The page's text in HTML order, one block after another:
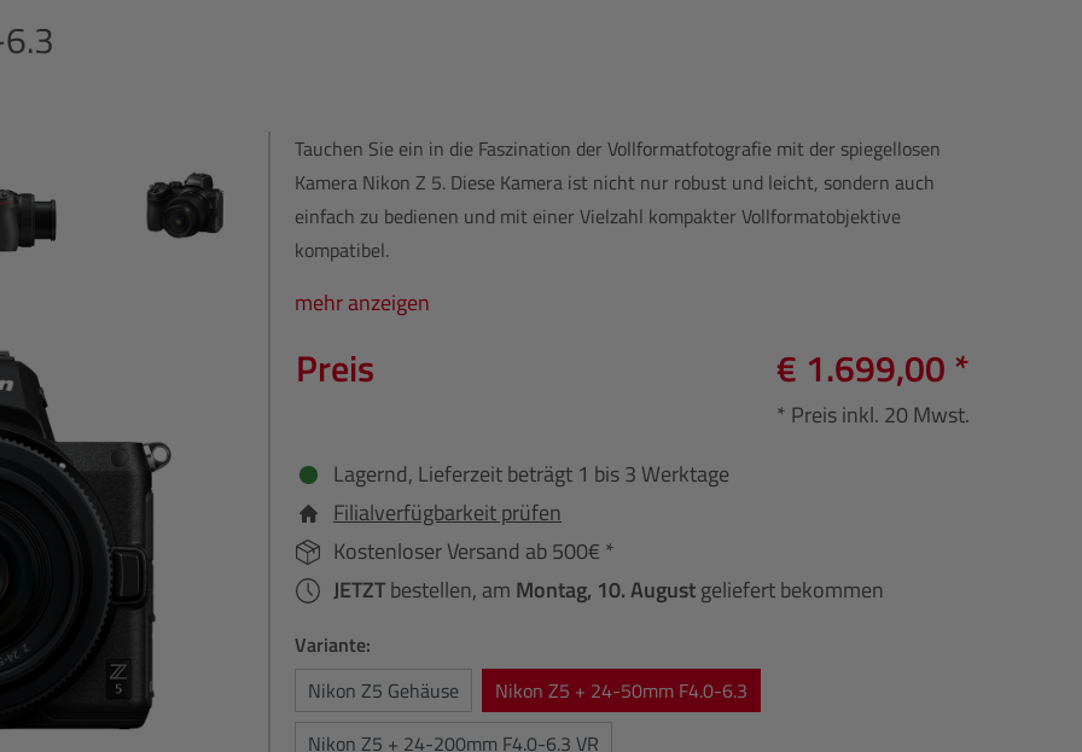
Tauchen Sie ein in die Faszination der Vollformatfotografie mit der spiegellosen
Kamera Nikon Z 5. Diese Kamera ist nicht nur robust und leicht, sondern auch
einfach zu bedienen und mit einer Vielzahl kompakter Vollformatobjektive
kompatibel.
mehr anzeigen
Preis € 1.699,00 *
* Preis inkl. 20 Mwst.
Lagernd, Lieferzeit beträgt 1 bis 3 Werktage
Filialverfügbarkeit prüfen
Kostenloser Versand ab 500€ *
JETZTbestellen, am Montag, 10. Augustgeliefert bekommen
Variante:
Nikon Z5 Gehäuse
Nikon Z5 + 24-50mm F4.0-6.3
Nikon Z5 + 24-200mm F4.0-6.3 VR